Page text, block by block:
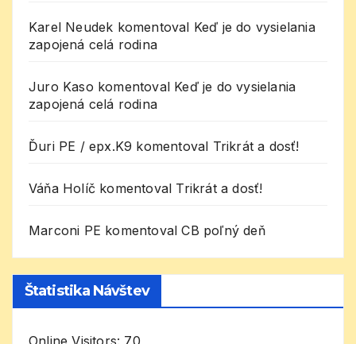
Karel Neudek komentoval Keď je do vysielania
zapojená celá rodina
Juro Kaso komentoval Keď je do vysielania
zapojená celá rodina
Ďuri PE / epx.K9 komentoval Trikrát a dosť!
Váňa Holíč komentoval Trikrát a dosť!
Marconi PE komentovalCB poľný deň
Štatistika Návštev
Online Visitors: 70